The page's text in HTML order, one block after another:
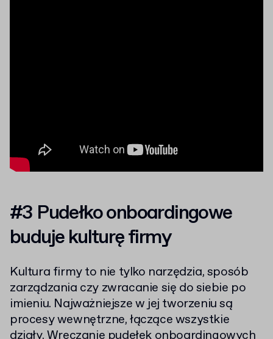
#3 Pudełko onboardingowe
buduje kulturę firmy
Kultura firmy to nie tylko narzędzia, sposób
zarządzania czy zwracanie się do siebie po
imieniu. Najważniejsze w jej tworzeniu są
procesy wewnętrzne, łączące wszystkie